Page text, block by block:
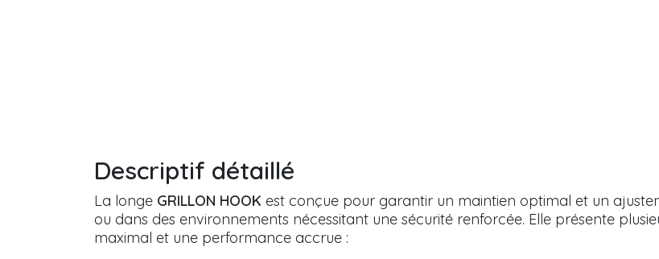
Descriptif détaillé
La longe GRILLON HOOK est conçue pour garantir un maintien optimal et un
ou dans des environnements nécessitant une sécurité renforcée. Elle présente
maximal et une performance accrue :